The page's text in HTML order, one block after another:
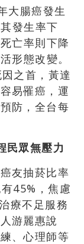
大腸癌發生
發生率下
亡率則下降
形態改變。
之首，黃達
易罹癌，運
防，全台每
民眾無壓力
友抽菸比率
45%，焦慮
療不足服務
游麗惠說
、心理師等